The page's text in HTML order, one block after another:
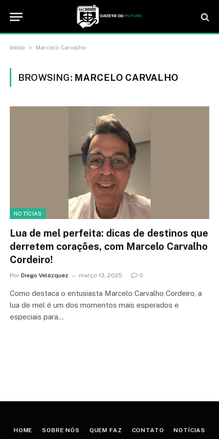
Início » Marcelo Carvalho
BROWSING: MARCELO CARVALHO
NOTÍCIAS
Lua de mel perfeita: dicas de destinos que
derretem corações, com Marcelo Carvalho
Cordeiro!
Por Diego Velázquez março 13, 2025 0
Como destaca o entusiasta Marcelo Carvalho Cordeiro, a
lua de mel é um dos momentos mais esperados e
especiais para…
HOME SOBRE NÓS QUEM FAZ CONTATO NOTÍCIAS